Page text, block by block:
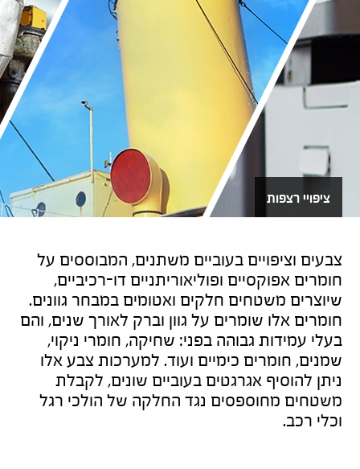
ציפויי רצפות
צבעים וציפויים בעוביים משתנים, המבוססים על
חומרים אפוקסיים ופוליאוריתניים דו-רכיביים,
שיוצרים משטחים חלקים ואטומים במבחר גוונים.
חומרים אלו שומרים על גוון וברק לאורך שנים, והם
בעלי עמידות גבוהה בפני: שחיקה, חומרי ניקוי,
שמנים, חומרים כימיים ועוד. למערכות צבע אלו
ניתן להוסיף אגרגטים בעוביים שונים, לקבלת
משטחים מחוספסים נגד החלקה של הולכי רגל
וכלי רכב.